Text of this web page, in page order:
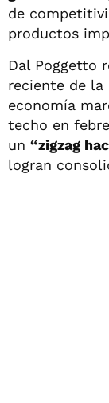
de
productos
Dal Poggetto
reciente de la
economía
techo en
un “zigzag
logran